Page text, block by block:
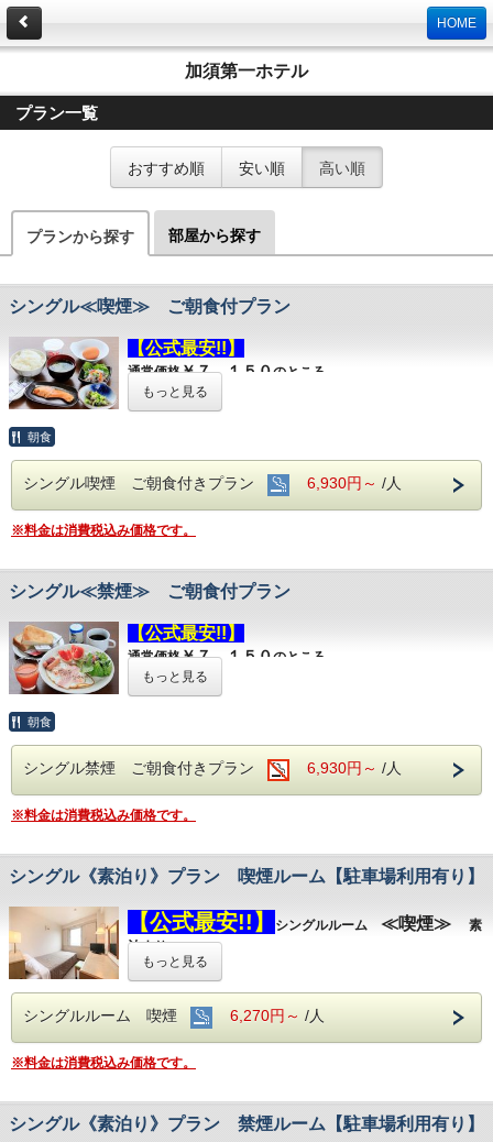
HOME
加須第一ホテル
プラン一覧
おすすめ順 安い順 高い順
プランから探す 部屋から探す
シングル≪喫煙≫ ご朝食付プラン
【公式最安!!】
通常価格￥７，１５０のところ
公式予約限定
朝６：３０~９：００のご入店まで（９：３０閉店）
和食または洋食をチェックイン時お選びください
ゆっくりお休み頂けます
☆全館Ｗｉ－Ｆｉ☆LANケーブル・ドライヤ
ーは引き出しの中にございます
【駐車場】
普通車以外のお車（トラック、バス等）は、
事前にお問い合わせ下さい
TEL：０４８０－６２－１３３１ フロント24時間対応
１分の駐車場もございます
※駐車位置やお時間帯によりお車の鍵をお預
かりいたします、緊急車輛等が入庫する場合
ご移動させていただくこともございます、予
めご了承くださいませ
もっと見る
朝食
シングル喫煙 ご朝食付きプラン 6,930円～ /人
※料金は消費税込み価格です。
シングル≪禁煙≫ ご朝食付プラン
【公式最安!!】
通常価格￥７，１５０のところ
公式予約限定
朝６：３０~９：００のご入店まで（９：３０閉店）
和食または洋食をチェックイン時お選びください
ゆっくりお休み頂けます
☆全館Ｗｉ－Ｆｉ☆LANケーブル・ドライヤ
ーは引き出しの中にございます
【駐車場】
駐車場ご利用有無、台数の選択をお願い致し
ます
普通車以外のお車（トラック、バス等）は、
事前にお問い合わせ下さい
ホテル前駐車場の他に、真向い、斜向い徒歩
もっと見る
朝食
シングル禁煙 ご朝食付きプラン 6,930円～ /人
※料金は消費税込み価格です。
シングル《素泊り》プラン 喫煙ルーム【駐車場利用有り】
【公式最安!!】 シングルルーム ≪喫煙≫
素
泊まり
【駐車場利用有り】
シングル全室セミダブルサイズのベットでご
ゆっくりお休み頂けます
☆全館Ｗｉ－Ｆｉ☆ドライヤーは引き出しの
中にございます
もっと見る
シングルルーム 喫煙 6,270円～ /人
※料金は消費税込み価格です。
シングル《素泊り》プラン 禁煙ルーム【駐車場利用有り】